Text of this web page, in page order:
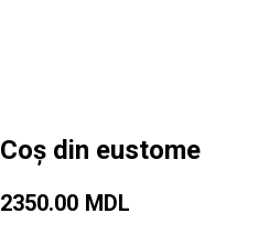
Coș din eustome
2350.00 MDL